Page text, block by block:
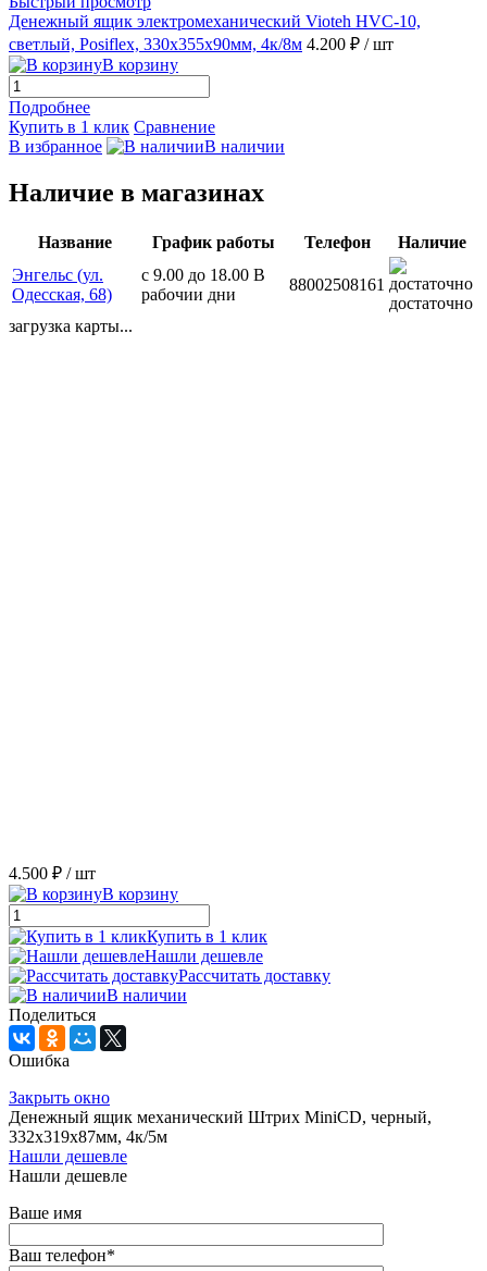
Денежный ящик электромеханический Vioteh HVC-10,
светлый, Posiflex, 330х355х90мм, 4к/8м 4.200 ₽ / шт
В корзину
Подробнее
Купить в 1 клик Сравнение
В избранное
В наличии
Наличие в магазинах
Название График работы Телефон
Наличие
Энгельс (ул.
Одесская, 68)
с 9.00 до 18.00 В
рабочии дни
88002508161
достаточно
загрузка карты...
4.500 ₽ / шт
В корзину
Купить в 1 клик
Нашли дешевле
Рассчитать доставку
В наличии
Поделиться
Ошибка
Закрыть окно
Денежный ящик механический Штрих MiniCD, черный,
332х319х87мм, 4к/5м
Нашли дешевле
Нашли дешевле
Ваше имя
Ваш телефон*